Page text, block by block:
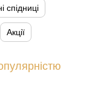
спідниці
Акції